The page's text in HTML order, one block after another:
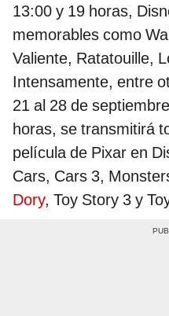
13:00 y 19 horas,
memorables como
Valiente, Ratatouille,
Intensamente, entre
21 al 28 de
horas, se transmitirá
película de Pixar en
Cars, Cars 3,
Dory, Toy Story 3 y